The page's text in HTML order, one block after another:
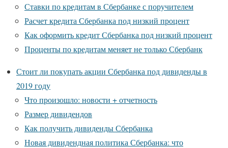
Ставки по кредитам в Сбербанке с поручителем
Расчет кредита Сбербанка под низкий процент
Как оформить кредит Сбербанка под низкий процент
Проценты по кредитам меняет не только Сбербанк
Стоит ли покупать акции Сбербанка под дивиденды в
2019 году
Что произошло: новости + отчетность
Размер дивидендов
Как получить дивиденды Сбербанка
Новая дивидендная политика Сбербанка: что